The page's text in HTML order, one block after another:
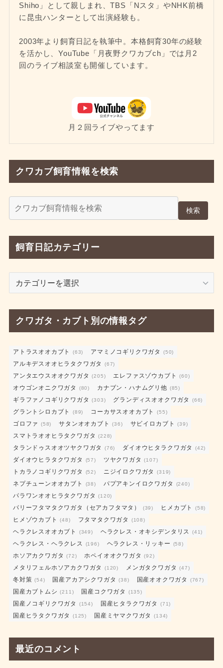
Shiho」として親しまれ、TBS「Nスタ」やNHK前橋
に昆虫ハンターとして出演経験も。
2003年より飼育日記を執筆中。本格飼育30年の経験
を活かし、YouTube「月夜野クワカブch」では月2
回のライブ相談室も開催しています。
月２回ライブやってます
クワカブ飼育情報を検索
検索
飼育日記カテゴリー
カ
ゴ
リ
ー
クワガタ・カブト別の情報タグ
アトラスオオカブト (63) アマミノコギリクワガタ (50)
アルキデスオオヒラタクワガタ (67)
アンタエウスオオクワガタ (205) エレファスゾウカブト (60)
オウゴンオニクワガタ (80) カナブン・ハナムグリ他 (85)
ギラファノコギリクワガタ (303) グランディスオオクワガタ (66)
グラントシロカブト (89) コーカサスオオカブト (55)
ゴロファ (58) サタンオオカブト (36) サビイロカブト (39)
スマトラオオヒラタクワガタ (228)
タランドゥスオオツヤクワガタ (76) ダイオウヒタラクワガタ (42)
ダイオウヒラタクワガタ (57) ツヤクワガタ (107)
トカラノコギリクワガタ (52) ニジイロクワガタ (319)
ネプチューンオオカブト (38) パプアキンイロクワガタ (240)
パラワンオオヒラタクワガタ (120)
パリーフタマタクワガタ（セアカフタマタ） (39) ヒメカブト (58)
ヒメゾウカブト (48) フタマタクワガタ (108)
ヘラクレスオオカブト (349) ヘラクレス・オキシデンタリス (41)
ヘラクレス・ヘラクレス (196) ヘラクレス・リッキー (58)
ホソアカクワガタ (72) ホペイオオクワガタ (92)
メタリフェルホソアカクワガタ (120) メンガタクワガタ (47)
冬対策 (54) 国産アカアシクワガタ (38) 国産オオクワガタ (767)
国産カブトムシ (211) 国産コクワガタ (135)
国産ノコギリクワガタ (154) 国産ヒタラクワガタ (71)
国産ヒラタクワガタ (125) 国産ミヤマクワガタ (134)
最近のコメント